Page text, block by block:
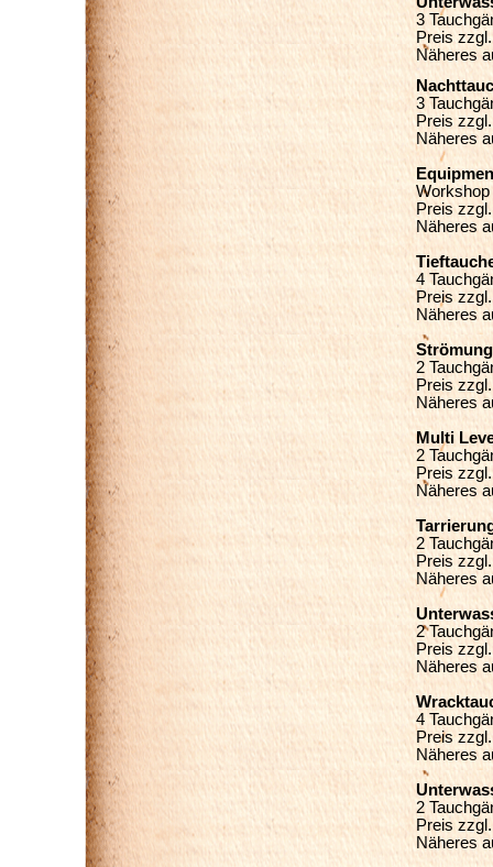
3
Preis
Näheres
3
Preis
Näheres
Workshop
Preis
Näheres
4
Preis
Näheres
2
Preis
Näheres
Multi
2
Preis
Näheres
2
Preis
Näheres
2
Preis
Näheres
4
Preis
Näheres
2
Preis
Näheres